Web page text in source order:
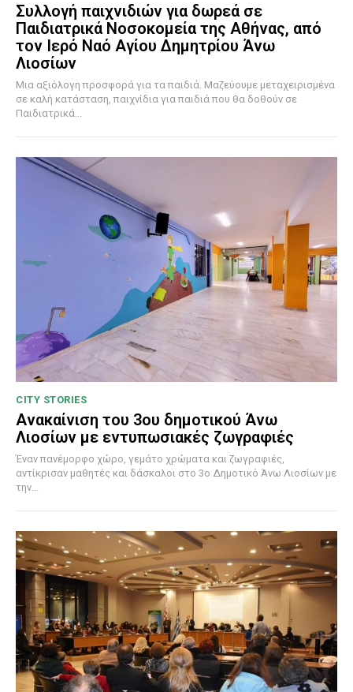
Συλλογή παιχνιδιών για δωρεά σε
Παιδιατρικά Νοσοκομεία της Αθήνας, από
τον Ιερό Ναό Αγίου Δημητρίου Άνω
Λιοσίων
Μια αξιόλογη προσφορά για τα παιδιά. Μαζεύουμε μεταχειρισμένα
σε καλή κατάσταση, παιχνίδια για παιδιά που θα δοθούν σε
Παιδιατρικά...
CITY STORIES
Ανακαίνιση του 3ου δημοτικού Άνω
Λιοσίων με εντυπωσιακές ζωγραφιές
Έναν πανέμορφο χώρο, γεμάτο χρώματα και ζωγραφιές,
αντίκρισαν μαθητές και δάσκαλοι στο 3ο Δημοτικό Άνω Λιοσίων με
την...